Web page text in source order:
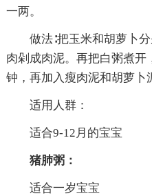
一两。
做法∶把玉米和胡萝卜分
肉剁成肉泥。再把白粥煮开
钟，再加入瘦肉泥和胡萝卜
适用人群：
适合9-12月的宝宝
猪肺粥：
适合一岁宝宝